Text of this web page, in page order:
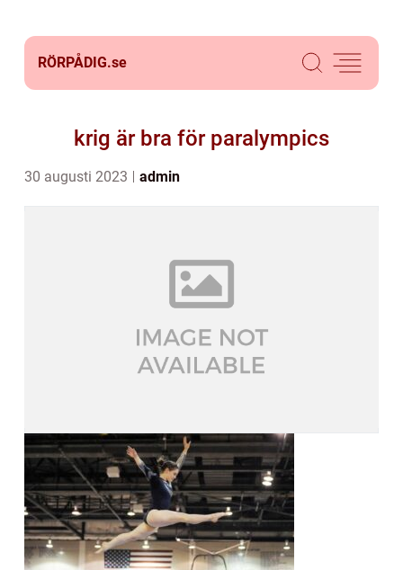
RÖRPÅDIG.se
krig är bra för paralympics
30 augusti 2023 admin